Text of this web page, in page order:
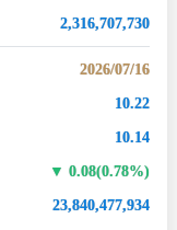
2,316,707,730
2026/07/16
10.22
10.14
0.08(0.78%)
23,840,477,934